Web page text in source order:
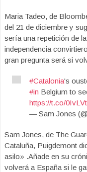
Maria Tadeo, de
del 21 de diciembre y
sería una repetición de
independencia
gran pregunta será si
#Catalonia's
#in Belgium to
https://t.co/
— Sam Jones
Sam Jones, de The
Cataluña, Puigdemont
asilo» .Añade en su
volverá a España si le